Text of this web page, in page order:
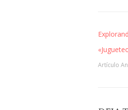
Artículo